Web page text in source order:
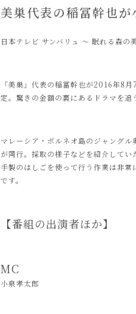
美巣代表の稲冨幹也
日本テレビ サンバリュ 〜 眠れる森
「美巣」代表の稲冨幹也が2016年8
定。驚きの金額の裏にあるドラマを追
マレーシア・ボルネオ島のジャング
が同行。採取の様子などを紹介してい
手製のはしごを使って行う作業は非
です。
【番組の出演者ほか】
MC
小泉孝太郎